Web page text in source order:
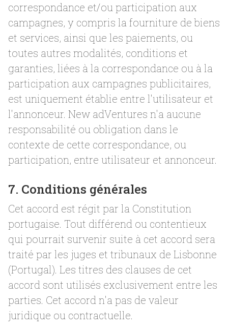
correspondance et/ou participation aux
campagnes, y compris la fourniture de biens
et services, ainsi que les paiements, ou
toutes autres modalités, conditions et
garanties, liées à la correspondance ou à la
participation aux campagnes publicitaires,
est uniquement établie entre l'utilisateur et
l'annonceur. New adVentures n'a aucune
responsabilité ou obligation dans le
contexte de cette correspondance, ou
participation, entre utilisateur et annonceur.
7. Conditions générales
Cet accord est régit par la Constitution
portugaise. Tout différend ou contentieux
qui pourrait survenir suite à cet accord sera
traité par les juges et tribunaux de Lisbonne
(Portugal). Les titres des clauses de cet
accord sont utilisés exclusivement entre les
parties. Cet accord n'a pas de valeur
juridique ou contractuelle.